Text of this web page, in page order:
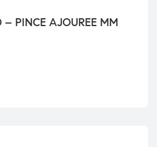
– PINCE AJOUREE MM